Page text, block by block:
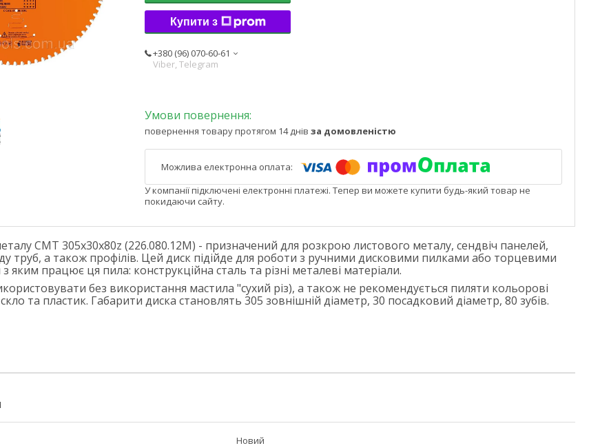
Купити з
+380 (96) 070-60-61
Viber, Telegram
повернення товару протягом 14 днів за домовленістю
У компанії підключені електронні платежі. Тепер ви можете купити будь-який товар не
покидаючи сайту.
СМТ 305х30х80z (226.080.12M) - призначений для розкрою листового металу, сендвіч панелей,
труб, а також профілів. Цей диск підійде для роботи з ручними дисковими пилками або торцевими
яким працює ця пила: конструкційна сталь та різні металеві матеріали.
без використання мастила "сухий різ), а також не рекомендується пиляти кольорові
та пластик. Габарити диска становлять 305 зовнішній діаметр, 30 посадковий діаметр, 80 зубів.
Новий